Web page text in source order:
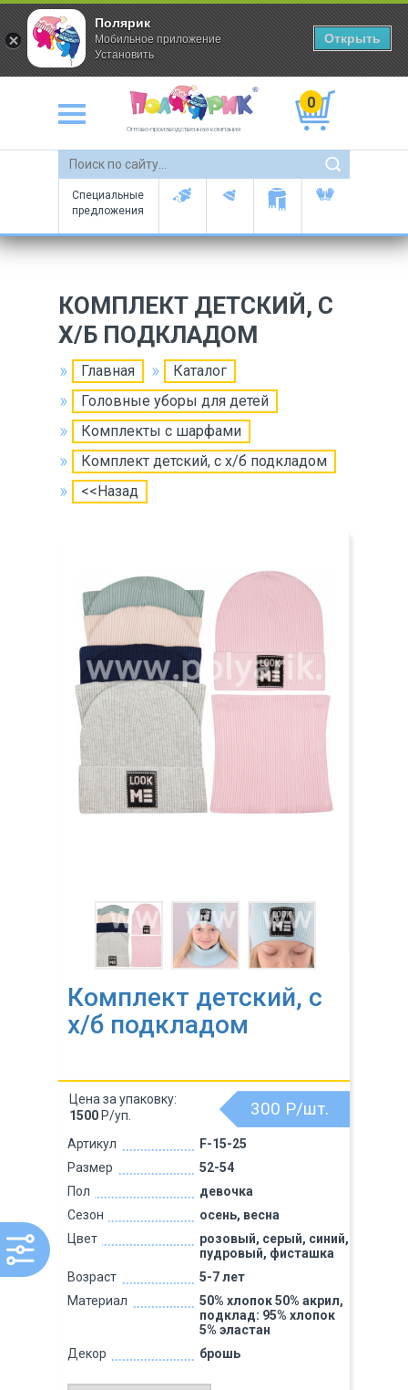
Оптово-производственная компания
0
Специальные
предложения
КОМПЛЕКТ ДЕТСКИЙ, С
Х/Б ПОДКЛАДОМ
Главная
Каталог
Головные уборы для детей
Комплекты с шарфами
Комплект детский, с х/б подкладом
<<Назад
Комплект детский, с
х/б подкладом
Артикул
F-15-25
Размер
52-54
Пол
девочка
Сезон
осень, весна
Цвет
розовый, серый, синий,
пудровый, фисташка
Возраст
5-7 лет
Материал
50% хлопок 50% акрил,
подклад: 95% хлопок
5% эластан
Декор
брошь
300 Р/шт.
Цена за упаковку:
1500 Р/уп.
Полярик
Мобильное приложение
Установить
Открыть